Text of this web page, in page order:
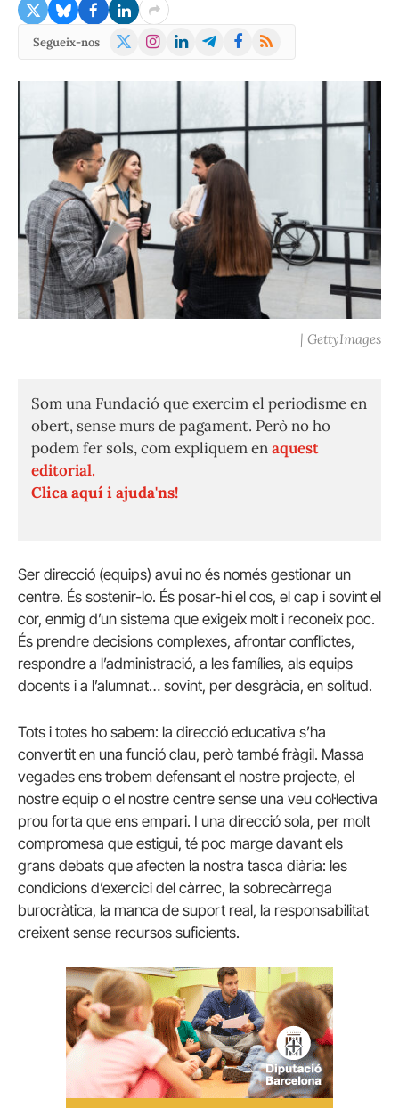
Segueix-nos
X
Instagram
LinkedInTelegramFacebook
RSS
| GettyImages
Som una Fundació que exercim el periodisme en
obert, sense murs de pagament. Però no ho
podem fer sols, com expliquem enaquest
editorial.
Clica aquí i ajuda'ns!
Ser direcció (equips) avui no és només gestionar un
centre. És sostenir-lo. És posar-hi el cos, el cap i sovint el
cor, enmig d’un sistema que exigeix molt i reconeix poc.
És prendre decisions complexes, afrontar conflictes,
respondre a l’administració, a les famílies, als equips
docents i a l’alumnat… sovint, per desgràcia, en solitud.
Tots i totes ho sabem: la direcció educativa s’ha
convertit en una funció clau, però també fràgil. Massa
vegades ens trobem defensant el nostre projecte, el
nostre equip o el nostre centre sense una veu col·lectiva
prou forta que ens empari. I una direcció sola, per molt
compromesa que estigui, té poc marge davant els
grans debats que afecten la nostra tasca diària: les
condicions d’exercici del càrrec, la sobrecàrrega
burocràtica, la manca de suport real, la responsabilitat
creixent sense recursos suficients.